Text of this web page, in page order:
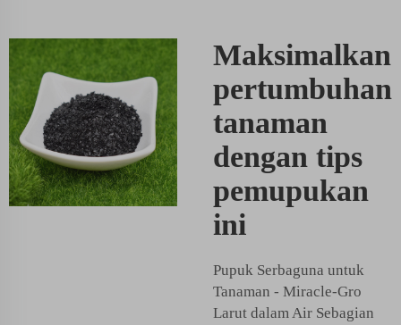
Maksimalkan
pertumbuhan
tanaman
dengan tips
pemupukan
ini
Pupuk Serbaguna untuk
Tanaman - Miracle-Gro
Larut dalam Air Sebagian